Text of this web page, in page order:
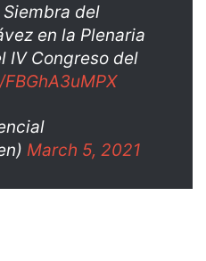
del
en la Plenaria
IV Congreso del
March 5, 2021